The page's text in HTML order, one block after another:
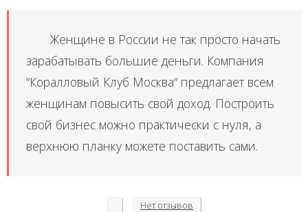
Женщине в России не так просто начать
зарабатывать большие деньги. Компания
“Коралловый Клуб Москва“ предлагает всем
женщинам повысить свой доход. Построить
свой бизнес можно практически с нуля, а
верхнюю планку можете поставить сами.
Нет отзывов